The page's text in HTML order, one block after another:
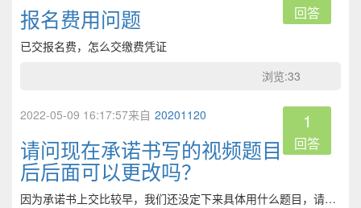
报名费用问题 回答
已交报名费，怎么交缴费凭证
浏览:33
2022-05-09 16:17:57来自 20201120
请问现在承诺书写的视频题目
后后面可以更改吗？
1
回答
因为承诺书上交比较早，我们还没定下来具体用什么题目，请问后面可以更改题目吗？